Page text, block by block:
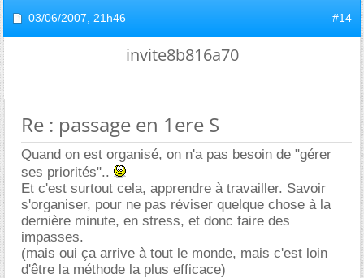
03/06/2007, 21h46 #14
invite8b816a70
Re : passage en 1ere S
Quand on est organisé, on n'a pas besoin de "gérer
ses priorités"..
Et c'est surtout cela, apprendre à travailler. Savoir
s'organiser, pour ne pas réviser quelque chose à la
dernière minute, en stress, et donc faire des
impasses.
(mais oui ça arrive à tout le monde, mais c'est loin
d'être la méthode la plus efficace)